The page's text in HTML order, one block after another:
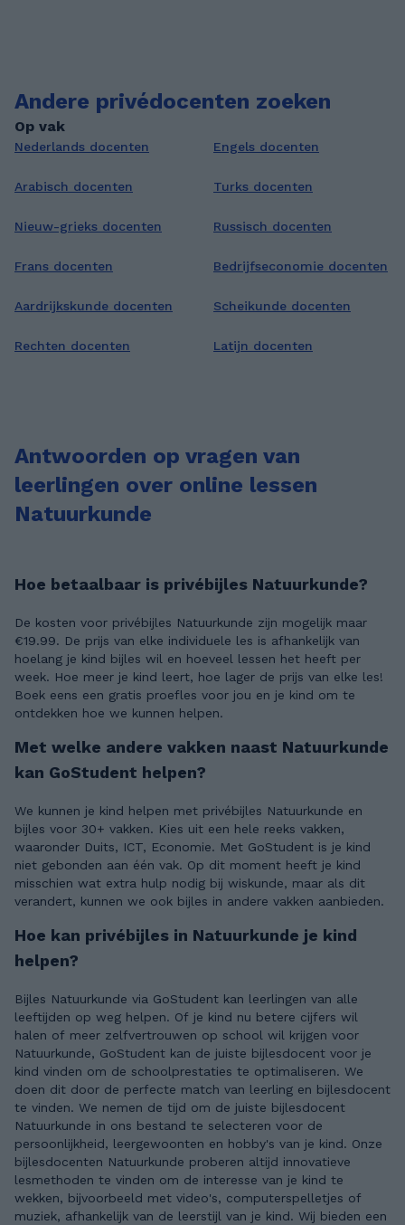
Andere privédocenten zoeken
Op vak
Nederlands docenten Engels docenten
Arabisch docenten Turks docenten
Nieuw-grieks docenten Russisch docenten
Frans docenten Bedrijfseconomie docenten
Aardrijkskunde docenten Scheikunde docenten
Rechten docenten Latijn docenten
Antwoorden op vragen van
leerlingen over online lessen
Natuurkunde
Hoe betaalbaar is privébijles Natuurkunde?
De kosten voor privébijles Natuurkunde zijn mogelijk maar
€19.99. De prijs van elke individuele les is afhankelijk van
hoelang je kind bijles wil en hoeveel lessen het heeft per
week. Hoe meer je kind leert, hoe lager de prijs van elke les!
Boek eens een gratis proefles voor jou en je kind om te
ontdekken hoe we kunnen helpen.
Met welke andere vakken naast Natuurkunde
kan GoStudent helpen?
We kunnen je kind helpen met privébijles Natuurkunde en
bijles voor 30+ vakken. Kies uit een hele reeks vakken,
waaronder Duits, ICT, Economie. Met GoStudent is je kind
niet gebonden aan één vak. Op dit moment heeft je kind
misschien wat extra hulp nodig bij wiskunde, maar als dit
verandert, kunnen we ook bijles in andere vakken aanbieden.
Hoe kan privébijles in Natuurkunde je kind
helpen?
Bijles Natuurkunde via GoStudent kan leerlingen van alle
leeftijden op weg helpen. Of je kind nu betere cijfers wil
halen of meer zelfvertrouwen op school wil krijgen voor
Natuurkunde, GoStudent kan de juiste bijlesdocent voor je
kind vinden om de schoolprestaties te optimaliseren. We
doen dit door de perfecte match van leerling en bijlesdocent
te vinden. We nemen de tijd om de juiste bijlesdocent
Natuurkunde in ons bestand te selecteren voor de
persoonlijkheid, leergewoonten en hobby's van je kind. Onze
bijlesdocenten Natuurkunde proberen altijd innovatieve
lesmethoden te vinden om de interesse van je kind te
wekken, bijvoorbeeld met video's, computerspelletjes of
muziek, afhankelijk van de leerstijl van je kind. Wij bieden een